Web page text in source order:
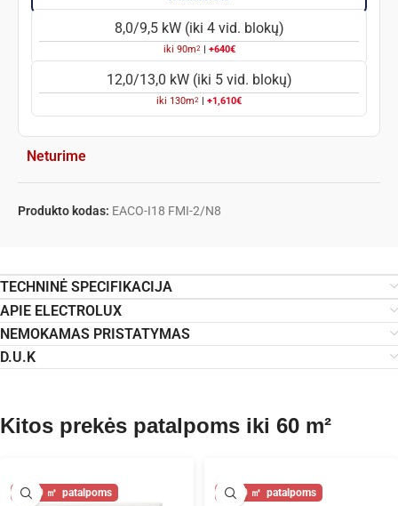
8,0/9,5 kW (iki 4 vid. blokų)
iki 90m2 +640€
12,0/13,0 kW (iki 5 vid. blokų)
iki 130m2 +1,610€
Neturime
Produkto kodas: EACO-I18 FMI-2/N8
TECHNINĖ SPECIFIKACIJA
APIE ELECTROLUX
NEMOKAMAS PRISTATYMAS
D.U.K
Kitos prekės patalpoms iki 60 m²
60 60